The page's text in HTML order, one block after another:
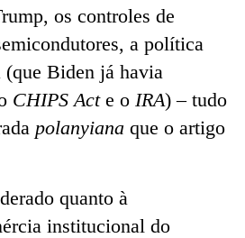
os controles de
a política
Biden já havia
CHIPS Acte o IRA) – tudo
polanyiana que o artigo
quanto à
institucional do